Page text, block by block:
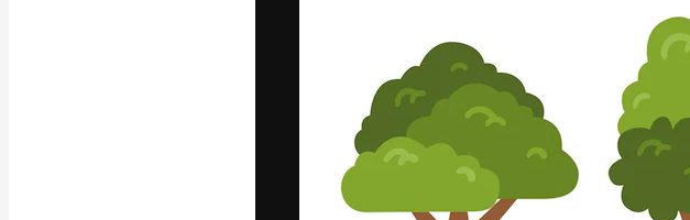
Luova alusta parhaiden töidesi
toteuttamiseen. Yli miljoona tilaajaa
luovien alojen ammattilaisten, yritysten,
toimistojen ja studioiden joukossa.